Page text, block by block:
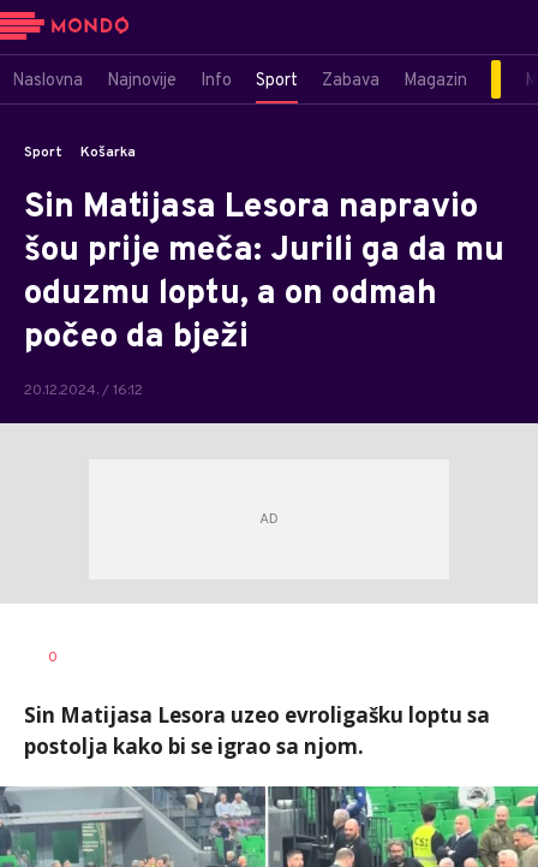
Naslovna Najnovije Info Sport Zabava Magazin
Sport Košarka
Sin Matijasa Lesora napravio
šou prije meča: Jurili ga da mu
oduzmu loptu, a on odmah
počeo da bježi
20.12.2024. / 16:12
0
Sin Matijasa Lesora uzeo evroligašku loptu sa
postolja kako bi se igrao sa njom.